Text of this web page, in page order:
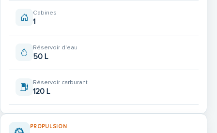
Cabines
1
Réservoir d'eau
50 L
Réservoir carburant
120 L
PROPULSION